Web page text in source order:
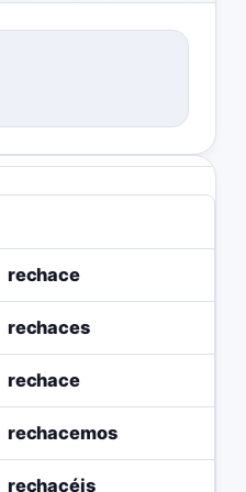
rechace
rechaces
rechace
rechacemos
rechacéis